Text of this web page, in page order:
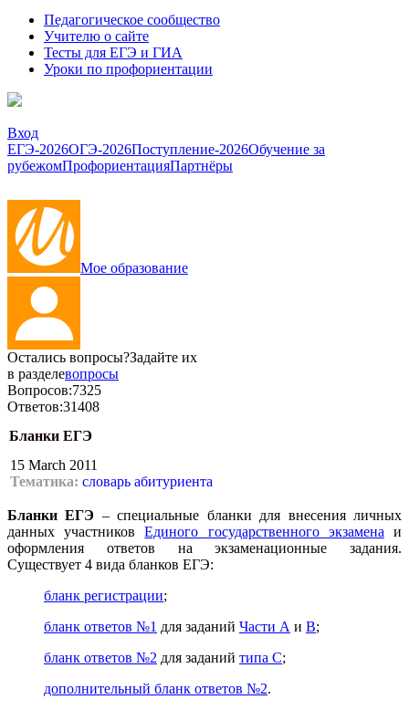
Педагогическое сообщество
Учителю о сайте
Тесты для ЕГЭ и ГИА
Уроки по профориентации
Вход
ЕГЭ-2026ОГЭ-2026Поступление-2026Обучение за
рубежомПрофориентацияПартнёры
Мое образование
Остались вопросы?Задайте их
в разделевопросы
Вопросов:7325
Ответов:31408
Бланки ЕГЭ
15 March 2011
Тематика: словарь абитуриента
Бланки ЕГЭ – специальные бланки для внесения личных
данных участниковЕдиного государственного экзамена и
оформления ответов на экзаменационные задания.
Существует 4 вида бланков ЕГЭ:
бланк регистрации;
бланк ответов №1 для заданий Части А и В;
бланк ответов №2 для заданий типа С;
дополнительный бланк ответов №2.